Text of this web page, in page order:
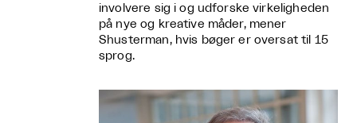
involvere sig i og udforske virkeligheden
på nye og kreative måder, mener
Shusterman, hvis bøger er oversat til 15
sprog.